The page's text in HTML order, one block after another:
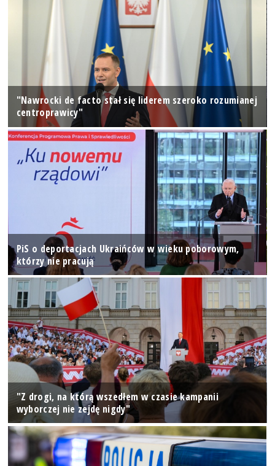
"Nawrocki de facto stał się liderem szeroko rozumianej
centroprawicy"
PiS o deportacjach Ukraińców w wieku poborowym,
którzy nie pracują
"Z drogi, na którą wszedłem w czasie kampanii
wyborczej nie zejdę nigdy"